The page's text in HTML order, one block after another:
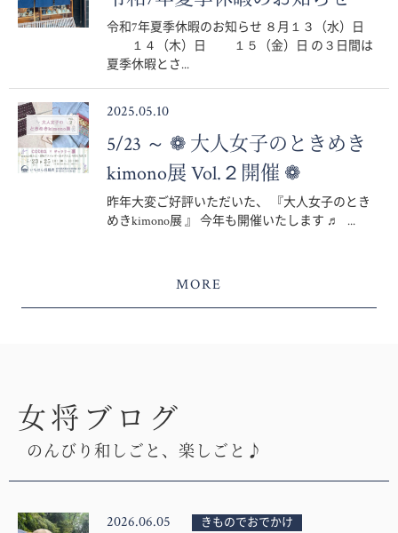
令和7年夏季休暇のお知らせ ８月１３（水）日
１４（木）日 １５（金）日 の３日間は
夏季休暇とさ...
2025.05.10
5/23 ～ ❁ 大人女子のときめき
kimono展 Vol.２開催 ❁
昨年大変ご好評いただいた、 『大人女子のとき
めきkimono展 』 今年も開催いたします ♬ ...
MORE
女将ブログ
のんびり和しごと、楽しごと♪
2026.06.05 きものでおでかけ